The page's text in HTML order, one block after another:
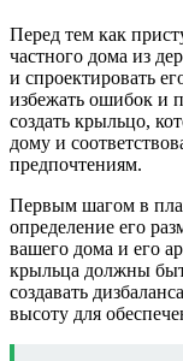
Перед тем как
частного дома из
и спроектировать
избежать ошибок и
создать крыльцо,
дому и
предпочтениям.
Первым шагом в
определение его
вашего дома и его
крыльца должны
создавать
высоту для